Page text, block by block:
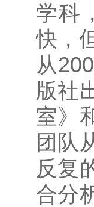
学科
快，
从
版社
室》
团队
反复
合分